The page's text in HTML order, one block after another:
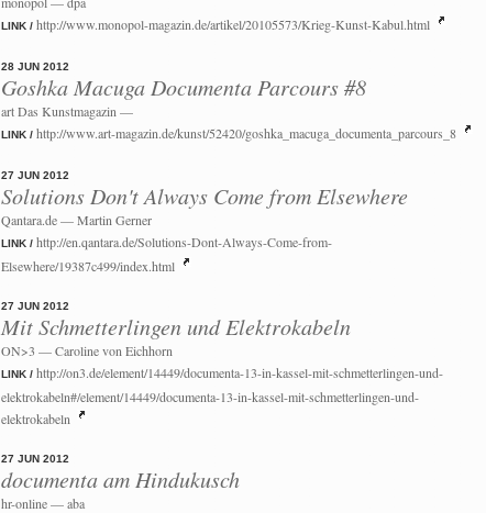
LINK / http://www.monopol-magazin.de/artikel/20105573/Krieg-Kunst-Kabul.html
28 JUN 2012
Goshka Macuga Documenta Parcours #8
art Das Kunstmagazin —
LINK / http://www.art-magazin.de/kunst/52420/goshka_macuga_documenta_parcours_8
27 JUN 2012
Solutions Don't Always Come from Elsewhere
Qantara.de — Martin Gerner
LINK / http://en.qantara.de/Solutions-Dont-Always-Come-from-
Elsewhere/19387c499/index.html
27 JUN 2012
Mit Schmetterlingen und Elektrokabeln
ON>3 — Caroline von Eichhorn
LINK / http://on3.de/element/14449/documenta-13-in-kassel-mit-schmetterlingen-und-
elektrokabeln#/element/14449/documenta-13-in-kassel-mit-schmetterlingen-und-
elektrokabeln
27 JUN 2012
documenta am Hindukusch
hr-online — aba